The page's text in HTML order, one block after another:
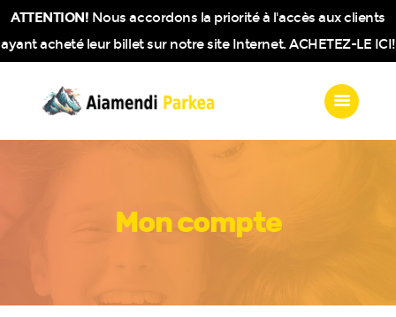
ATTENTION! Nous accordons la priorité à l'accès aux clients
ayant acheté leur billet sur notre site Internet. ACHETEZ-LE ICI!
Mon compte
AIAMENDI
Groupes
Boutique